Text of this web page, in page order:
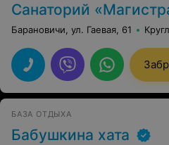
Санаторий
Барановичи, ул. Гаевая, 61
БАЗА ОТДЫХА
Бабушкина хата